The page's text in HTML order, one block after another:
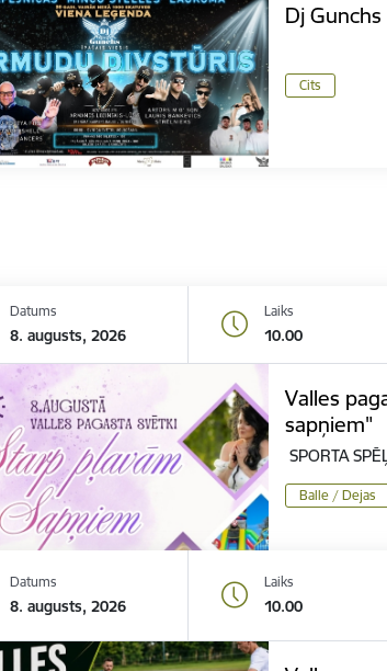
Dj
Cits
Datums
8. augusts, 2026
Laiks
10.00
Valles
sapņiem"
SPORTA
Balle / Dejas
Datums
8. augusts, 2026
Laiks
10.00